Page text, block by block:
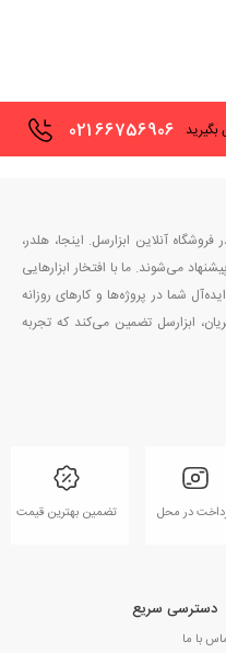
66756906
021 بگیرید
آنلاین ابزارسل. اینجا، هلدر،
می‌شوند. ما با افتخار ابزارهایی
شما در پروژه‌ها و کارهای روزانه
ابزارسل تضمین می‌کند که تجربه
در محل تضمین بهترین قیمت
دسترسی سریع
با ما